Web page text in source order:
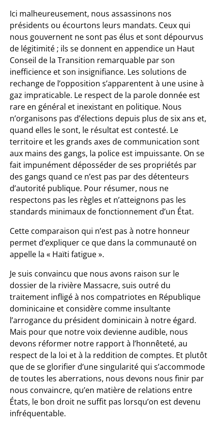
Ici malheureusement, nous assassinons nos
présidents ou écourtons leurs mandats. Ceux qui
nous gouvernent ne sont pas élus et sont dépourvus
de légitimité ; ils se donnent en appendice un Haut
Conseil de la Transition remarquable par son
inefficience et son insignifiance. Les solutions de
rechange de l’opposition s’apparentent à une usine à
gaz impraticable. Le respect de la parole donnée est
rare en général et inexistant en politique. Nous
n’organisons pas d’élections depuis plus de six ans et,
quand elles le sont, le résultat est contesté. Le
territoire et les grands axes de communication sont
aux mains des gangs, la police est impuissante. On se
fait impunément déposséder de ses propriétés par
des gangs quand ce n’est pas par des détenteurs
d’autorité publique. Pour résumer, nous ne
respectons pas les règles et n’atteignons pas les
standards minimaux de fonctionnement d’un État.
Cette comparaison qui n’est pas à notre honneur
permet d’expliquer ce que dans la communauté on
appelle la « Haïti fatigue ».
Je suis convaincu que nous avons raison sur le
dossier de la rivière Massacre, suis outré du
traitement infligé à nos compatriotes en République
dominicaine et considère comme insultante
l’arrogance du président dominicain à notre égard.
Mais pour que notre voix devienne audible, nous
devons réformer notre rapport à l’honnêteté, au
respect de la loi et à la reddition de comptes. Et plutôt
que de se glorifier d’une singularité qui s’accommode
de toutes les aberrations, nous devons nous finir par
nous convaincre, qu’en matière de relations entre
États, le bon droit ne suffit pas lorsqu’on est devenu
infréquentable.